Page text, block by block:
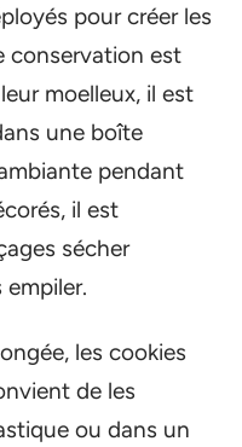
pour créer les
conservation est
moelleux, il est
une boîte
pendant
il est
sécher
les cookies
de les
ou dans un